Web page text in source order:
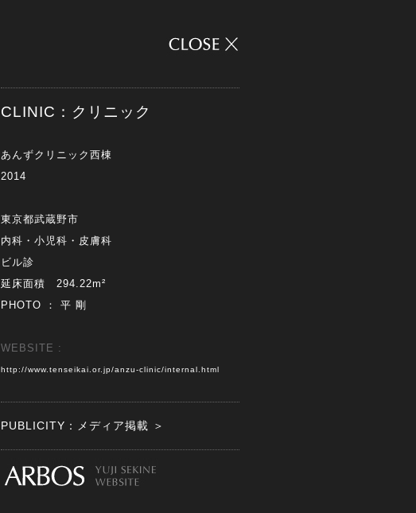
CLINIC：クリニック
あんずクリニック西棟
2014
東京都武蔵野市
内科・小児科・皮膚科
ビル診
延床面積 294.22m²
PHOTO ： 平 剛
WEBSITE :
http://www.tenseikai.or.jp/anzu-clinic/internal.html
PUBLICITY：メディア掲載 ＞